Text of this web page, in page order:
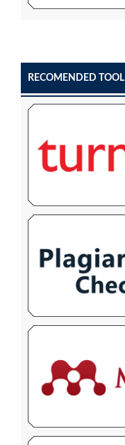
RECOMENDED TOOL